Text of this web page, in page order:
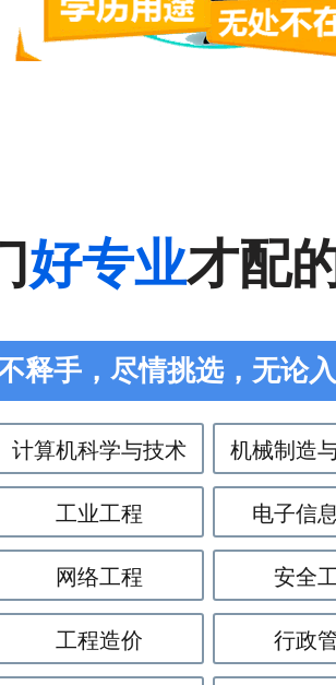
好专业才配
释手，尽情挑选，无论
计算机科学与技术 机械制造
工业工程 电子信
网络工程 安全
工程造价 行政